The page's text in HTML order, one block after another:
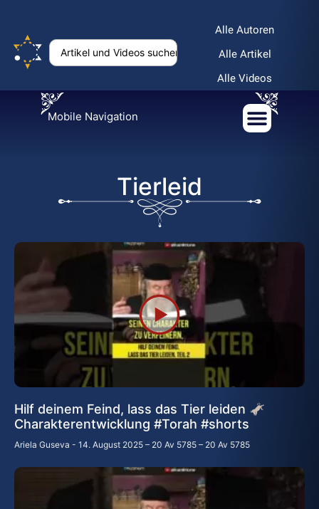
Alle Autoren
Alle Artikel
Alle Videos
Mobile Navigation
Tierleid
Hilf deinem Feind, lass das Tier leiden 🫏
Charakterentwicklung #Torah #shorts
Ariela Guseva 14. August 2025 – 20 Av 5785 – 20 Av 5785